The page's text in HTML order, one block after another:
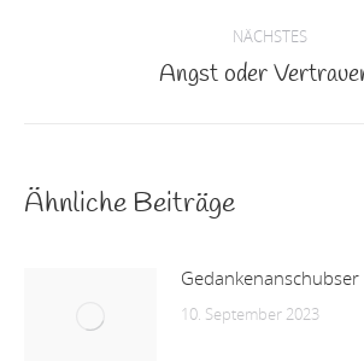
NÄCHSTES
Nächster
Angst oder
Ähnliche Beiträge
10. September 2023